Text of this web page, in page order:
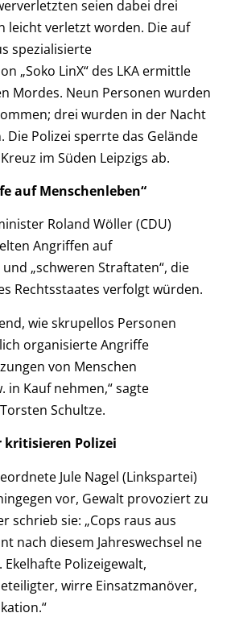
seien dabei drei
leicht verletzt worden. Die auf
spezialisierte
„Soko LinX“ des LKA ermittle
Mordes. Neun Personen wurden
drei wurden in der Nacht
Die Polizei sperrte das Gelände
im Süden Leipzigs ab.
auf Menschenleben“
Roland Wöller (CDU)
Angriffen auf
„schweren Straftaten“, die
Rechtsstaates verfolgt würden.
wie skrupellos Personen
organisierte Angriffe
von Menschen
in Kauf nehmen,“ sagte
Schultze.
Polizei
Jule Nagel (Linkspartei)
vor, Gewalt provoziert zu
schrieb sie: „Cops raus aus
nach diesem Jahreswechsel ne
Polizeigewalt,
wirre Einsatzmanöver,